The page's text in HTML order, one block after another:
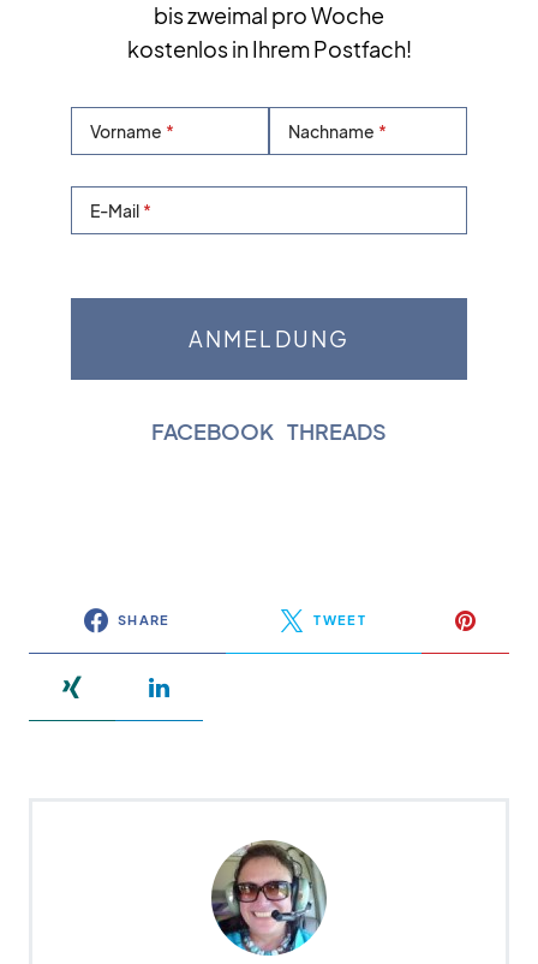
bis zweimal pro Woche
kostenlos in Ihrem Postfach!
Vorname Nachname
E-Mail
FACEBOOK THREADS
SHARE TWEET